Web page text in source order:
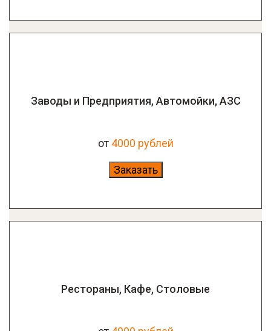
Заводы и Предприятия, Автомойки, АЗС
от 4000 рублей
Заказать
Рестораны, Кафе, Столовые